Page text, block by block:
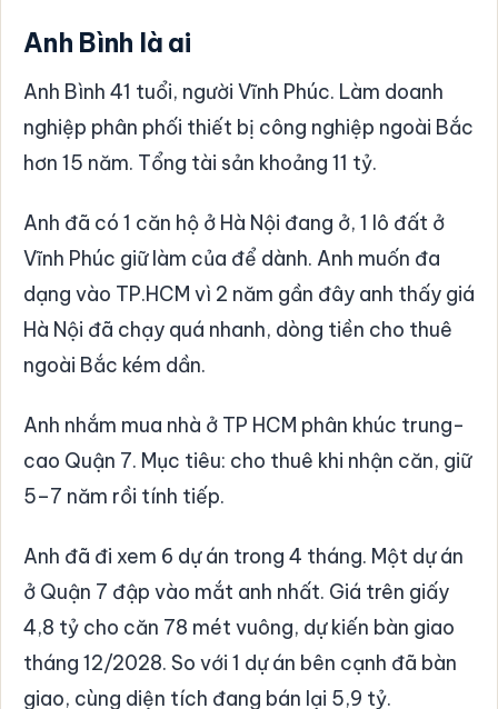
Anh Bình là ai
Anh Bình 41 tuổi, người Vĩnh Phúc. Làm doanh
nghiệp phân phối thiết bị công nghiệp ngoài Bắc
hơn 15 năm. Tổng tài sản khoảng 11 tỷ.
Anh đã có 1 căn hộ ở Hà Nội đang ở, 1 lô đất ở
Vĩnh Phúc giữ làm của để dành. Anh muốn đa
dạng vào TP.HCM vì 2 năm gần đây anh thấy giá
Hà Nội đã chạy quá nhanh, dòng tiền cho thuê
ngoài Bắc kém dần.
Anh nhắm mua nhà ở TP HCM phân khúc trung-
cao Quận 7. Mục tiêu: cho thuê khi nhận căn, giữ
5–7 năm rồi tính tiếp.
Anh đã đi xem 6 dự án trong 4 tháng. Một dự án
ở Quận 7 đập vào mắt anh nhất. Giá trên giấy
4,8 tỷ cho căn 78 mét vuông, dự kiến bàn giao
tháng 12/2028. So với 1 dự án bên cạnh đã bàn
giao, cùng diện tích đang bán lại 5,9 tỷ.